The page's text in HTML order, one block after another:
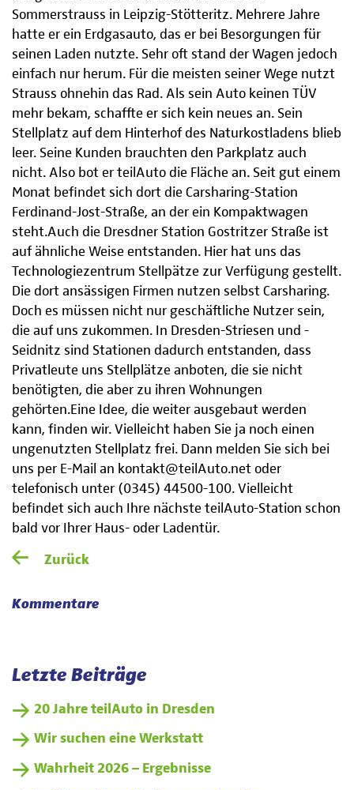
Sommerstrauss in Leipzig-Stötteritz. Mehrere Jahre
hatte er ein Erdgasauto, das er bei Besorgungen für
seinen Laden nutzte. Sehr oft stand der Wagen jedoch
einfach nur herum. Für die meisten seiner Wege nutzt
Strauss ohnehin das Rad. Als sein Auto keinen TÜV
mehr bekam, schaffte er sich kein neues an. Sein
Stellplatz auf dem Hinterhof des Naturkostladens blieb
leer. Seine Kunden brauchten den Parkplatz auch
nicht. Also bot er teilAuto die Fläche an. Seit gut einem
Monat befindet sich dort die Carsharing-Station
Ferdinand-Jost-Straße, an der ein Kompaktwagen
steht.Auch die Dresdner Station Gostritzer Straße ist
auf ähnliche Weise entstanden. Hier hat uns das
Technologiezentrum Stellpätze zur Verfügung gestellt.
Die dort ansässigen Firmen nutzen selbst Carsharing.
Doch es müssen nicht nur geschäftliche Nutzer sein,
die auf uns zukommen. In Dresden-Striesen und -
Seidnitz sind Stationen dadurch entstanden, dass
Privatleute uns Stellplätze anboten, die sie nicht
benötigten, die aber zu ihren Wohnungen
gehörten.Eine Idee, die weiter ausgebaut werden
kann, finden wir. Vielleicht haben Sie ja noch einen
ungenutzten Stellplatz frei. Dann melden Sie sich bei
uns per E-Mail an kontakt@teilAuto.net oder
telefonisch unter (0345) 44500-100. Vielleicht
befindet sich auch Ihre nächste teilAuto-Station schon
bald vor Ihrer Haus- oder Ladentür.
Zurück
Kommentare
Letzte Beiträge
20 Jahre teilAuto in Dresden
Wir suchen eine Werkstatt
Wahrheit 2026 – Ergebnisse